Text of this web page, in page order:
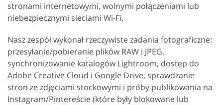
stronami internetowymi, wolnymi połączeniami lub
niebezpiecznymi sieciami Wi-Fi.
Nasz zespół wykonał rzeczywiste zadania fotograficzne:
przesyłanie/pobieranie plików RAW i JPEG,
synchronizowanie katalogów Lightroom, dostęp do
Adobe Creative Cloud i Google Drive, sprawdzanie
stron ze zdjęciami stockowymi i próby publikowania na
Instagram/Pintereście (które były blokowane lub